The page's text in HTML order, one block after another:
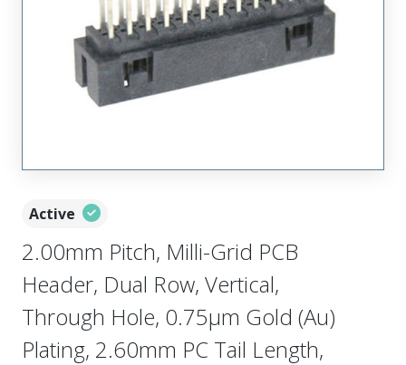
Active
2.00mm Pitch, Milli-Grid PCB
Header, Dual Row, Vertical,
Through Hole, 0.75µm Gold (Au)
Plating, 2.60mm PC Tail Length,